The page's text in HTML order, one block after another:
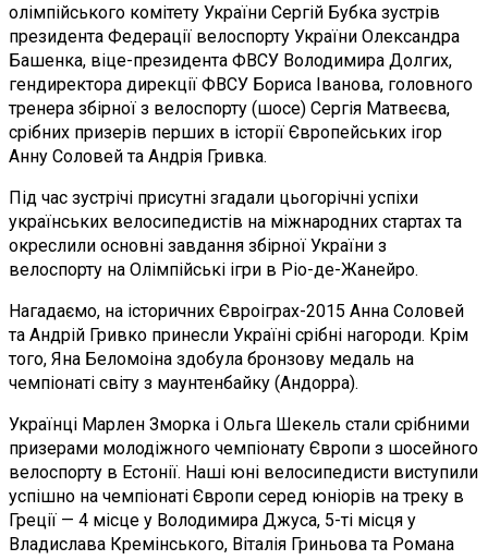
олімпійського комітету України Сергій Бубка зустрів
президента Федерації велоспорту України Олександра
Башенка, віце-президента ФВСУ Володимира Долгих,
гендиректора дирекції ФВСУ Бориса Іванова, головного
тренера збірної з велоспорту (шосе) Сергія Матвеєва,
срібних призерів перших в історії Європейських ігор
Анну Соловей та Андрія Гривка.
Під час зустрічі присутні згадали цьогорічні успіхи
українських велосипедистів на міжнародних стартах та
окреслили основні завдання збірної України з
велоспорту на Олімпійські ігри в Ріо-де-Жанейро.
Нагадаємо, на історичних Євроіграх-2015 Анна Соловей
та Андрій Гривко принесли Україні срібні нагороди. Крім
того, Яна Беломоіна здобула бронзову медаль на
чемпіонаті світу з маунтенбайку (Андорра).
Українці Марлен Зморка і Ольга Шекель стали срібними
призерами молодіжного чемпіонату Європи з шосейного
велоспорту в Естонії. Наші юні велосипедисти виступили
успішно на чемпіонаті Європи серед юніорів на треку в
Греції — 4 місце у Володимира Джуса, 5-ті місця у
Владислава Кремінського, Віталія Гриньова та Романа